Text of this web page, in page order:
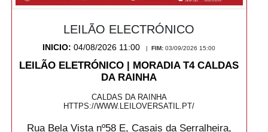
LEILÃO ELECTRÓNICO
INICIO:04/08/2026 11:00 |FIM:03/09/2026 15:00
LEILÃO ELETRÓNICO | MORADIA T4 CALDAS
DA RAINHA
CALDAS DA RAINHA
HTTPS://WWW.LEILOVERSATIL.PT/
Rua Bela Vista nº58 E, Casais da Serralheira,